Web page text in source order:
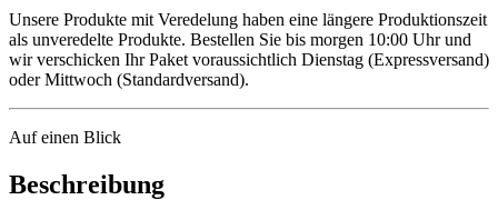
Unsere Produkte mit Veredelung haben eine längere Produktionszeit
als unveredelte Produkte. Bestellen Sie bis morgen 10:00 Uhr und
wir verschicken Ihr Paket voraussichtlich Dienstag (Expressversand)
oder Mittwoch (Standardversand).
Auf einen Blick
Beschreibung